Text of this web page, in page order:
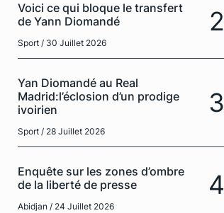
Voici ce qui bloque le transfert
de Yann Diomandé
Sport / 30 Juillet 2026
2
Yan Diomandé au Real
Madrid:l’éclosion d’un prodige
ivoirien
Sport / 28 Juillet 2026
3
Enquête sur les zones d’ombre
de la liberté de presse
Abidjan / 24 Juillet 2026
4